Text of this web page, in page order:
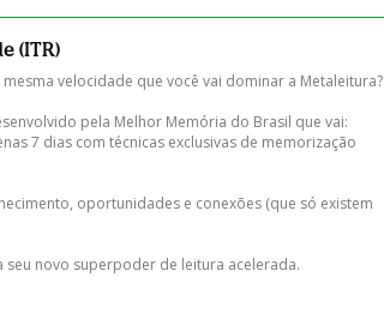
(ITR)
velocidade que você vai dominar a Metaleitura?
pela Melhor Memória do Brasil que vai:
7 dias com técnicas exclusivas de memorização
oportunidades e conexões (que só existem
seu novo superpoder de leitura acelerada.